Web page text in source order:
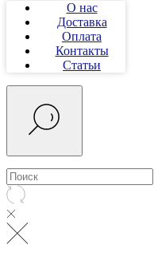
О нас
Доставка
Оплата
Контакты
Статьи